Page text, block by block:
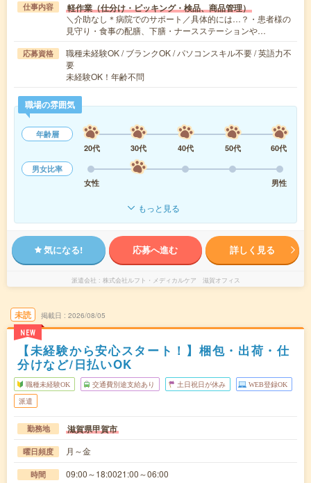
仕事内容 軽作業（仕分け・ピッキング・検品、商品管理）
＼介助なし＊病院でのサポート／具体的には…？・患者様の
見守り・食事の配膳、下膳・ナースステーションや…
応募資格
職種未経験OK / ブランクOK / パソコンスキル不要 / 英語力不
要
未経験OK！年齢不問
職場の雰囲気
年齢層
20代
30代 40代 50代
60代
男女比率
女性
男性
もっと見る
気になる! 応募へ進む 詳しく見る
派遣会社 株式会社ルフト・メディカルケア 滋賀オフィス
未読
NEW
掲載日 2026/08/05
【未経験から安心スタート！】梱包・出荷・仕
分けなど/日払いOK
職種未経験OK 交通費別途支給あり 土日祝日が休み WEB登録OK
派遣
勤務地 滋賀県甲賀市
曜日頻度 月～金
時間 09:00～18:0021:00～06:00